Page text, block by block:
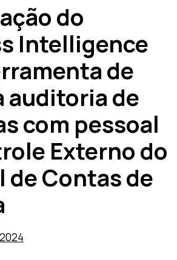
do
Intelligence
de
auditoria de
com pessoal
Externo do
de Contas de